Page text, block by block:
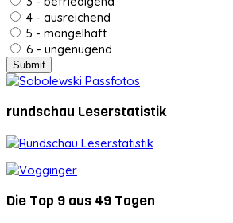
4 - ausreichend
5 - mangelhaft
6 - ungenügend
rundschau Leserstatistik
Die Top 9 aus 49 Tagen